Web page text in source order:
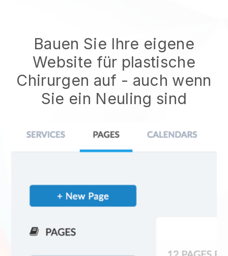
Bauen Sie Ihre eigene
Website für plastische
Chirurgen auf - auch wenn
Sie ein Neuling sind